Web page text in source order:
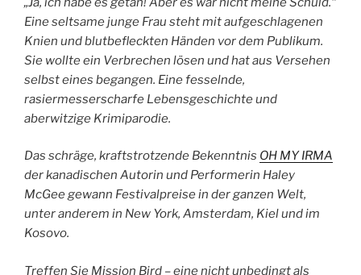
Eine seltsame junge Frau steht mit aufgeschlagenen
Knien und blutbefleckten Händen vor dem Publikum.
Sie wollte ein Verbrechen lösen und hat aus Versehen
selbst eines begangen. Eine fesselnde,
rasiermesserscharfe Lebensgeschichte und
aberwitzige Krimiparodie.
Das schräge, kraftstrotzende Bekenntnis OH MY IRMA
der kanadischen Autorin und Performerin Haley
McGee gewann Festivalpreise in der ganzen Welt,
unter anderem in New York, Amsterdam, Kiel und im
Kosovo.
Treffen Sie Mission Bird – eine nicht unbedingt als